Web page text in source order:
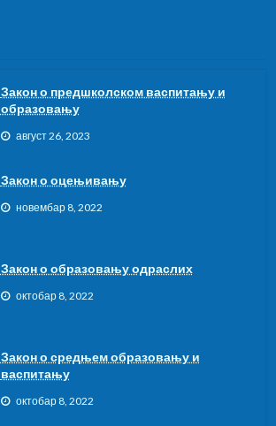
Закон о предшколском васпитању и
образовању
август 26, 2023
Закон о оцењивању
новембар 8, 2022
Закон о образовању одраслих
октобар 8, 2022
Закон о средњем образовању и
васпитању
октобар 8, 2022